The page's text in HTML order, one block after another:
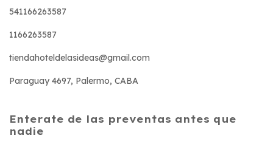
541166263587
1166263587
tiendahoteldelasideas@gmail.com
Paraguay 4697, Palermo, CABA
Enterate de las preventas antes que
nadie